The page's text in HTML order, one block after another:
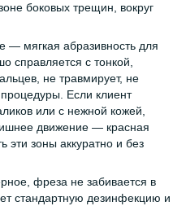
боковых трещин, вокруг
— мягкая абразивность для
справляется с тонкой,
не травмирует, не
Если клиент
или с нежной кожей,
движение — красная
эти зоны аккуратно и без
фреза не забивается в
стандартную дезинфекцию и